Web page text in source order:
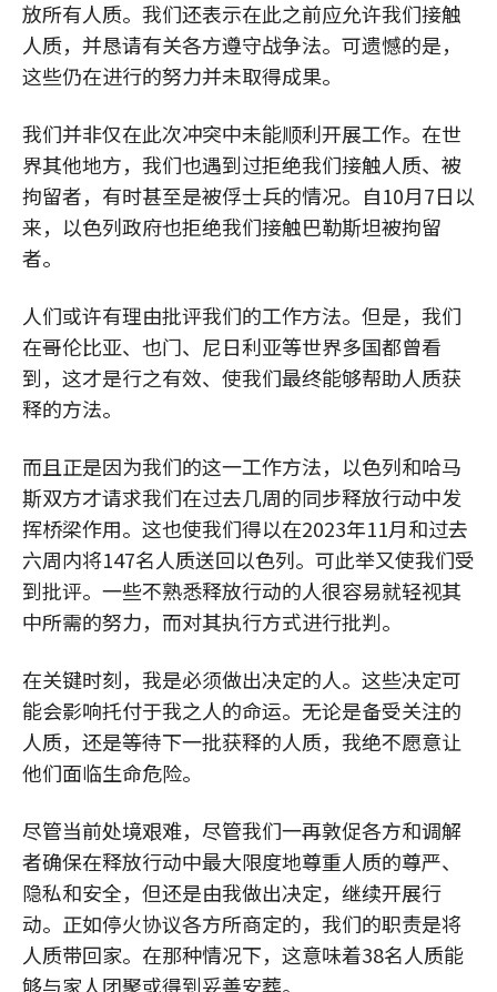
放所有人质。我们还表示在此之前应允许我们接触
人质，并恳请有关各方遵守战争法。可遗憾的是，
这些仍在进行的努力并未取得成果。
我们并非仅在此次冲突中未能顺利开展工作。在世
界其他地方，我们也遇到过拒绝我们接触人质、被
拘留者，有时甚至是被俘士兵的情况。自10月7日以
来，以色列政府也拒绝我们接触巴勒斯坦被拘留
者。
人们或许有理由批评我们的工作方法。但是，我们
在哥伦比亚、也门、尼日利亚等世界多国都曾看
到，这才是行之有效、使我们最终能够帮助人质获
释的方法。
而且正是因为我们的这一工作方法，以色列和哈马
斯双方才请求我们在过去几周的同步释放行动中发
挥桥梁作用。这也使我们得以在2023年11月和过去
六周内将147名人质送回以色列。可此举又使我们受
到批评。一些不熟悉释放行动的人很容易就轻视其
中所需的努力，而对其执行方式进行批判。
在关键时刻，我是必须做出决定的人。这些决定可
能会影响托付于我之人的命运。无论是备受关注的
人质，还是等待下一批获释的人质，我绝不愿意让
他们面临生命危险。
尽管当前处境艰难，尽管我们一再敦促各方和调解
者确保在释放行动中最大限度地尊重人质的尊严、
隐私和安全，但还是由我做出决定，继续开展行
动。正如停火协议各方所商定的，我们的职责是将
人质带回家。在那种情况下，这意味着38名人质能
够与家人团聚或得到妥善安葬。